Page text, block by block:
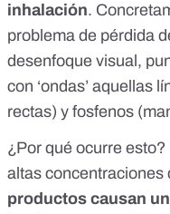
inhalación.
problema de pérdida
desenfoque visual,
con ‘ondas’ aquellas
rectas) y fosfenos
¿Por qué ocurre esto?
altas concentraciones
productos causan